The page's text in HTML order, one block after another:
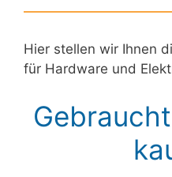
Hier stellen wir Ihnen
für Hardware und